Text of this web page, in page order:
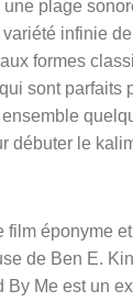
plage
infinie
formes
sont parfaits
débuter le
film éponyme
de Ben E.
By Me est un